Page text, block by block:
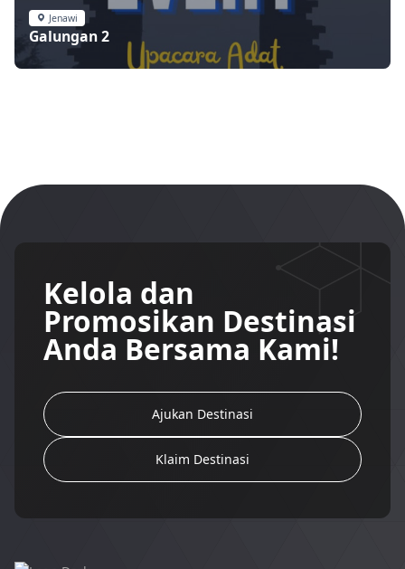
Jenawi
Galungan 2
Kelola dan
Promosikan Destinasi
Anda Bersama Kami!
Ajukan Destinasi
Klaim Destinasi